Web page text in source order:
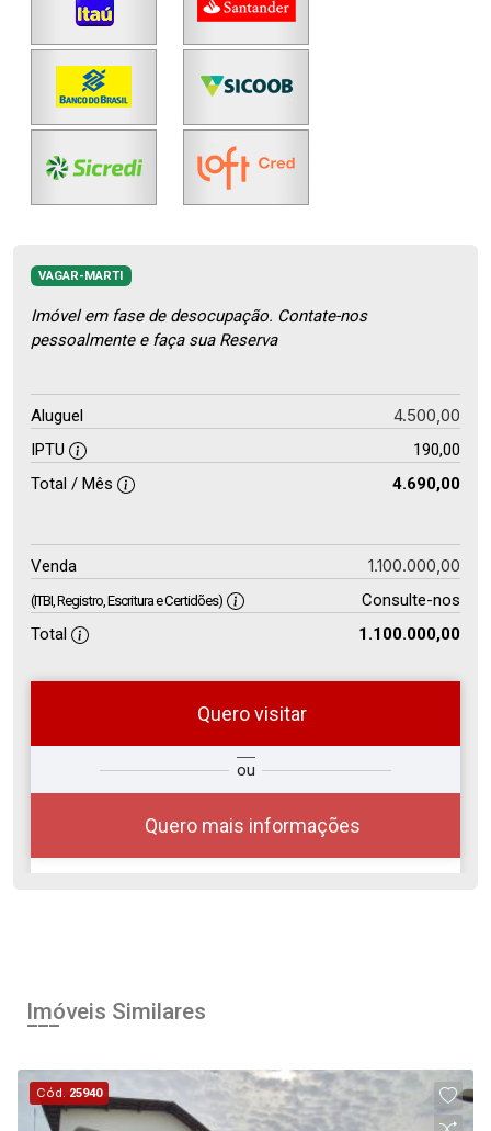
VAGAR-MARTI
Imóvel em fase de desocupação. Contate-nos
pessoalmente e faça sua Reserva
Aluguel 4.500,00
IPTU
190,00
Total / Mês
4.690,00
Venda 1.100.000,00
(ITBI, Registro, Escritura e Certidões)
Consulte-nos
Total
1.100.000,00
Quero visitar
ou
Quero mais informações
Deseja
Comprar
ou
Alugar
?
Imóveis Similares
Cód. 25940